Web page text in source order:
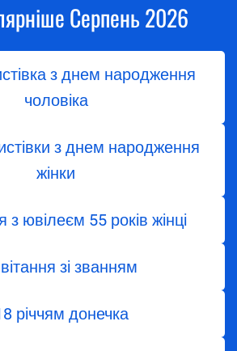
Серпень 2026
з днем народження
чоловіка
з днем народження
жінки
з ювілеєм 55 років жінці
зі званням
річчям донечка